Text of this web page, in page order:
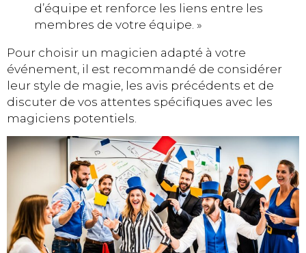
d’équipe et renforce les liens entre les
membres de votre équipe. »
Pour choisir un magicien adapté à votre
événement, il est recommandé de considérer
leur style de magie, les avis précédents et de
discuter de vos attentes spécifiques avec les
magiciens potentiels.